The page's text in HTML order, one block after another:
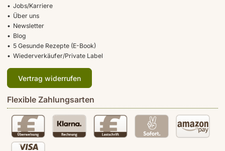
Jobs/Karriere
Über uns
Newsletter
Blog
5 Gesunde Rezepte (E-Book)
Wiederverkäufer/Private Label
Vertrag widerrufen
Flexible Zahlungsarten